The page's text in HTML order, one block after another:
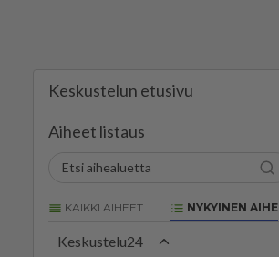
Keskustelun etusivu
Aiheet listaus
KAIKKI AIHEET NYKYINEN AIHE
Keskustelu24